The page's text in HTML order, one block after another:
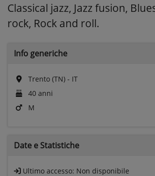
Classical jazz, Jazz fusion,
rock, Rock and roll.
Info generiche
Trento (TN) - IT
40 anni
M
Date e Statistiche
Ultimo accesso: Non disponibile